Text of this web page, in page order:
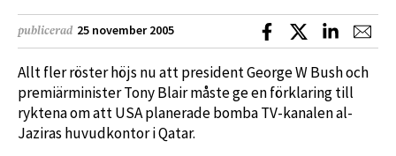
publicerad 25 november 2005 Dela på Facebook
Dela på XDela på
Allt fler röster höjs nu att president George W Bush och
premiärminister Tony Blair måste ge en förklaring till
ryktena om att USA planerade bomba TV-kanalen al-
Jaziras huvudkontor i Qatar.